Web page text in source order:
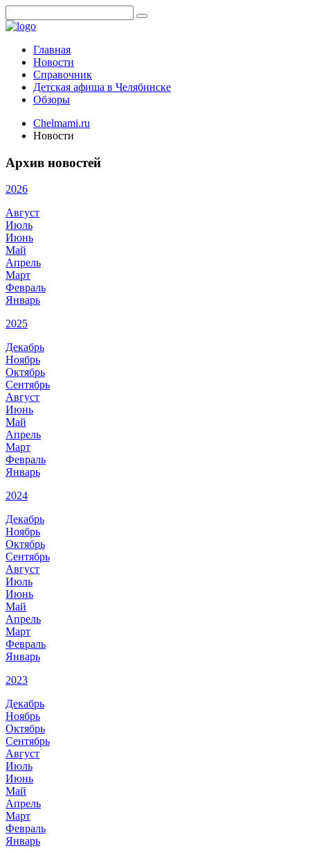
Главная
Новости
Справочник
Детская афиша в Челябинске
Обзоры
Chelmami.ru
Новости
Архив новостей
2026
Август
Июль
Июнь
Май
Апрель
Март
Февраль
Январь
2025
Декабрь
Ноябрь
Октябрь
Сентябрь
Август
Июнь
Май
Апрель
Март
Февраль
Январь
2024
Декабрь
Ноябрь
Октябрь
Сентябрь
Август
Июль
Июнь
Май
Апрель
Март
Февраль
Январь
2023
Декабрь
Ноябрь
Октябрь
Сентябрь
Август
Июль
Июнь
Май
Апрель
Март
Февраль
Январь